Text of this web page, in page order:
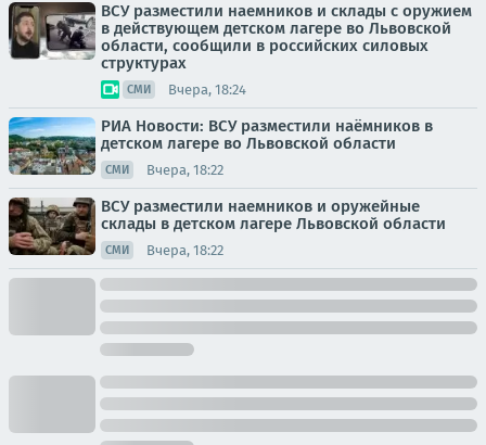
ВСУ разместили наемников и склады с оружием
в действующем детском лагере во Львовской
области, сообщили в российских силовых
структурах
СМИ Вчера, 18:24
РИА Новости: ВСУ разместили наёмников в
детском лагере во Львовской области
СМИ Вчера, 18:22
ВСУ разместили наемников и оружейные
склады в детском лагере Львовской области
СМИ Вчера, 18:22